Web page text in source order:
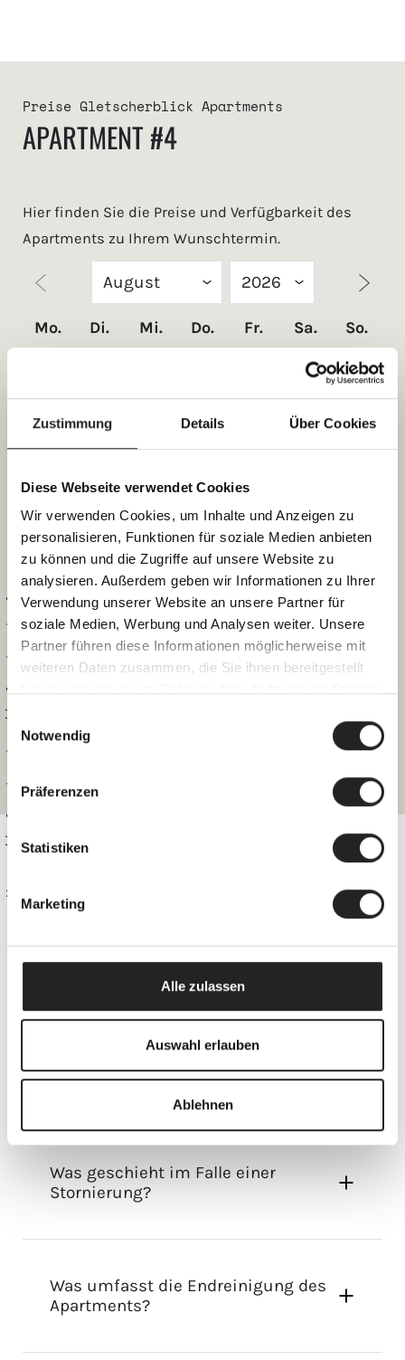
Zustimmung Details Über Cookies
Diese Webseite verwendet Cookies
Wir verwenden Cookies, um Inhalte und Anzeigen zu
personalisieren, Funktionen für soziale Medien anbieten
zu können und die Zugriffe auf unsere Website zu
analysieren. Außerdem geben wir Informationen zu Ihrer
Verwendung unserer Website an unsere Partner für
soziale Medien, Werbung und Analysen weiter. Unsere
Partner führen diese Informationen möglicherweise mit
weiteren Daten zusammen, die Sie ihnen bereitgestellt
Einwilligungsauswahl
Notwendig
Präferenzen
Statistiken
Marketing
Alle zulassen
Auswahl erlauben
Ablehnen
Apartments
Apartment #4
Preise Gletscherblick Apartments
APARTMENT #4
Hier finden Sie die Preise und Verfügbarkeit des
Apartments zu Ihrem Wunschtermin.
Mo. Di. Mi. Do. Fr. Sa. So.
2
3 4 5 6 7 8 9
11 12 13 15
17 18 19 20 21 22
24 25 26 27 28 29 30
31
BUCHEN
Fragen rund um den Urlaub in Obergurgl
URLAUB IM APARTMENT
Bedarfs?
Was geschieht im Falle einer
Stornierung?
Was umfasst die Endreinigung des
Apartments?